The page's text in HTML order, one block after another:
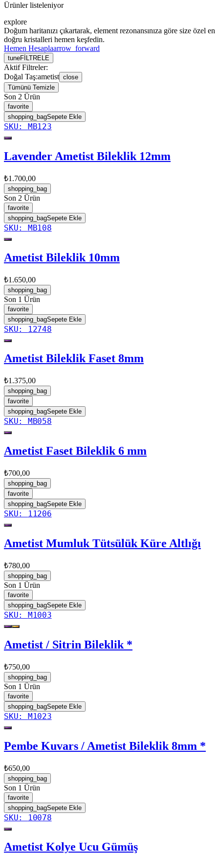
Ürünlerlisteleniyor
explore
Doğum haritanızı çıkartarak, element rezonansınıza göre size özel en
doğru kristalleri hemen keşfedin.
Hemen Hesaplaarrow_forward
tuneFİLTRELE
Aktif Filtreler:
Doğal Taş:ametist close
Tümünü Temizle
Son 2 Ürün
favorite
shopping_bagSepete Ekle
SKU: MB123
Lavender Ametist Bileklik 12mm
₺1.700,00
shopping_bag
Son 2 Ürün
favorite
shopping_bagSepete Ekle
SKU: MB108
Ametist Bileklik 10mm
₺1.650,00
shopping_bag
Son 1 Ürün
favorite
shopping_bagSepete Ekle
SKU: 12748
Ametist Bileklik Faset 8mm
₺1.375,00
shopping_bag
favorite
shopping_bagSepete Ekle
SKU: MB058
Ametist Faset Bileklik 6 mm
₺700,00
shopping_bag
favorite
shopping_bagSepete Ekle
SKU: 11206
Ametist Mumluk Tütsülük Küre Altlığı
₺780,00
shopping_bag
Son 1 Ürün
favorite
shopping_bagSepete Ekle
SKU: M1003
Ametist / Sitrin Bileklik *
₺750,00
shopping_bag
Son 1 Ürün
favorite
shopping_bagSepete Ekle
SKU: M1023
Pembe Kuvars / Ametist Bileklik 8mm *
₺650,00
shopping_bag
Son 1 Ürün
favorite
shopping_bagSepete Ekle
SKU: 10078
Ametist Kolye Ucu Gümüş